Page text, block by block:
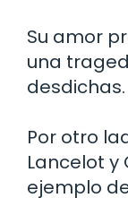
Su amor
una
desdichas.
Por otro
Lancelot y
ejemplo